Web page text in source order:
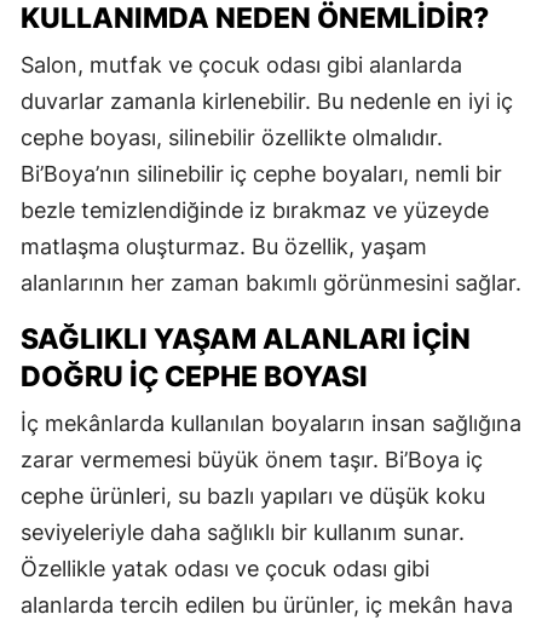
KULLANIMDA NEDEN ÖNEMLIDIR?
Salon, mutfak ve çocuk odası gibi alanlarda
duvarlar zamanla kirlenebilir. Bu nedenle en iyi iç
cephe boyası, silinebilir özellikte olmalıdır.
Bi’Boya’nın silinebilir iç cephe boyaları, nemli bir
bezle temizlendiğinde iz bırakmaz ve yüzeyde
matlaşma oluşturmaz. Bu özellik, yaşam
alanlarının her zaman bakımlı görünmesini sağlar.
SAĞLIKLI YAŞAM ALANLARI İÇIN
DOĞRU İÇ CEPHE BOYASI
İç mekânlarda kullanılan boyaların insan sağlığına
zarar vermemesi büyük önem taşır. Bi’Boya iç
cephe ürünleri, su bazlı yapıları ve düşük koku
seviyeleriyle daha sağlıklı bir kullanım sunar.
Özellikle yatak odası ve çocuk odası gibi
alanlarda tercih edilen bu ürünler, iç mekân hava